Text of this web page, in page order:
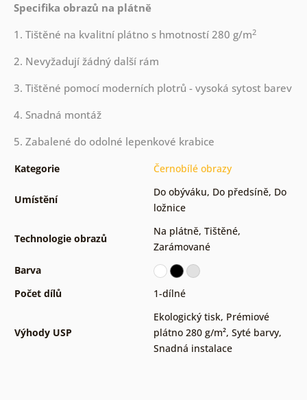
Specifika obrazů na plátně
1. Tištěné na kvalitní plátno s hmotností 280 g/m2
2. Nevyžadují žádný další rám
3. Tištěné pomocí moderních plotrů - vysoká sytost barev
4. Snadná montáž
5. Zabalené do odolné lepenkové krabice
Kategorie Černobílé obrazy
Umístění
Do obýváku, Do předsíně, Do
ložnice
Technologie obrazů
Na plátně, Tištěné,
Zarámované
Barva
Počet dílů
1-dílné
Výhody USP
Ekologický tisk, Prémiové
plátno 280 g/m², Syté barvy,
Snadná instalace